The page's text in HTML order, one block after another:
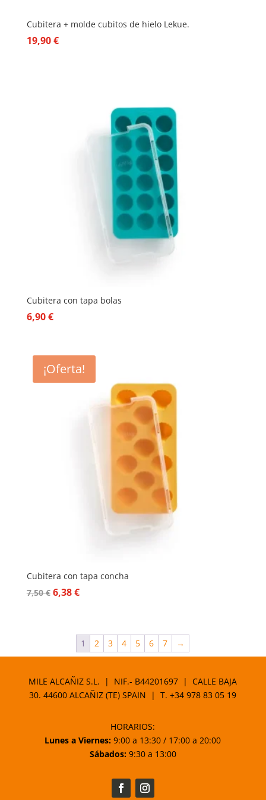
Cubitera + molde cubitos de hielo Lekue.
19,90€
Cubitera con tapa bolas
6,90€
¡Oferta!
Cubitera con tapa concha
7,50€ El
7,50 €.
6,38€El
es:
6,38 €.
1 2 3 4 5 6 7 →
MILE ALCAÑIZ S.L. | NIF.- B44201697 | CALLE BAJA
30. 44600 ALCAÑIZ (TE) SPAIN | T.+34 978 83 05 19
HORARIOS:
Lunes a Viernes: 9:00 a 13:30 / 17:00 a 20:00
Sábados:9:30 a 13:00